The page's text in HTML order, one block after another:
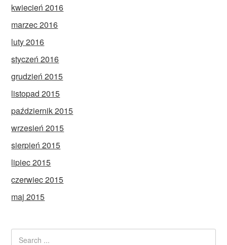
kwiecień 2016
marzec 2016
luty 2016
styczeń 2016
grudzień 2015
listopad 2015
październik 2015
wrzesień 2015
sierpień 2015
lipiec 2015
czerwiec 2015
maj 2015